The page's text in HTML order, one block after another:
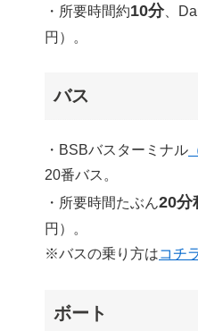
・所要時間約10分、
円）。
バス
・BSBバスターミナル
20番バス。
・所要時間たぶん20分
円）。
※バスの乗り方はコチ
ボート